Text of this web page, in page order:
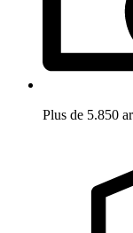
Plus de 5.850